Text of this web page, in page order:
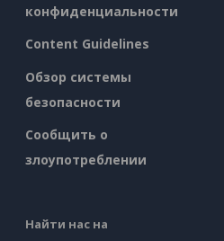
конфиденциальности
Content Guidelines
Обзор системы
безопасности
Сообщить о
злоупотреблении
Найти нас на